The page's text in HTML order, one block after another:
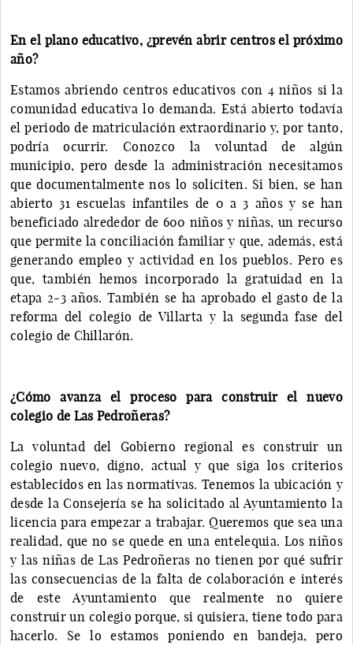
En el plano educativo, ¿prevén abrir centros el próximo
año?
Estamos abriendo centros educativos con 4 niños si la
comunidad educativa lo demanda. Está abierto todavía
el periodo de matriculación extraordinario y, por tanto,
podría ocurrir. Conozco la voluntad de algún
municipio, pero desde la administración necesitamos
que documentalmente nos lo soliciten. Si bien, se han
abierto 31 escuelas infantiles de 0 a 3 años y se han
beneficiado alrededor de 600 niños y niñas, un recurso
que permite la conciliación familiar y que, además, está
generando empleo y actividad en los pueblos. Pero es
que, también hemos incorporado la gratuidad en la
etapa 2-3 años. También se ha aprobado el gasto de la
reforma del colegio de Villarta y la segunda fase del
colegio de Chillarón.
¿Cómo avanza el proceso para construir el nuevo
colegio de Las Pedroñeras?
La voluntad del Gobierno regional es construir un
colegio nuevo, digno, actual y que siga los criterios
establecidos en las normativas. Tenemos la ubicación y
desde la Consejería se ha solicitado al Ayuntamiento la
licencia para empezar a trabajar. Queremos que sea una
realidad, que no se quede en una entelequia. Los niños
y las niñas de Las Pedroñeras no tienen por qué sufrir
las consecuencias de la falta de colaboración e interés
de este Ayuntamiento que realmente no quiere
construir un colegio porque, si quisiera, tiene todo para
hacerlo. Se lo estamos poniendo en bandeja, pero